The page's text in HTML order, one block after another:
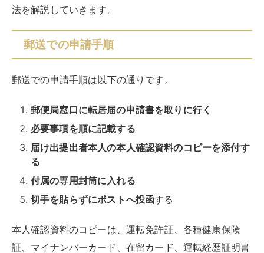
法を解説していきます。
郵送での申請手順
郵送での申請手順は以下の通りです。
郵便局窓口に転居届の申請書を取りに行く
必要事項を順に記載する
届け出提出者本人の本人確認資料のコピーを添付す
る
付属の専用封筒に入れる
切手を貼らずにポストへ投函する
本人確認資料のコピーは、運転免許証、各種健康保険
証、マイナンバーカード、在留カード、運転経歴証明書